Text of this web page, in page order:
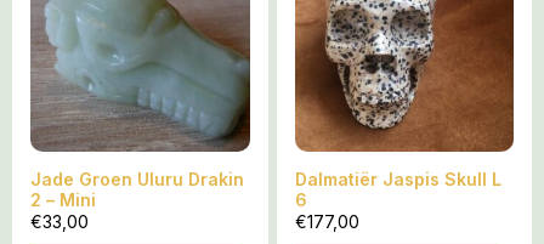
Jade Groen Uluru Drakin
2 – Mini
€33,00
Dalmatiër Jaspis Skull L
6
€177,00